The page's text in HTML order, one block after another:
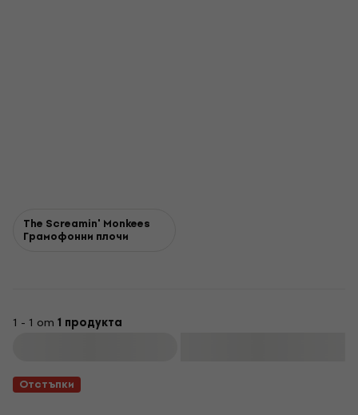
The Screamin' Monkees
Грамофонни плочи
1 - 1 от 1 продукта
Отстъпки